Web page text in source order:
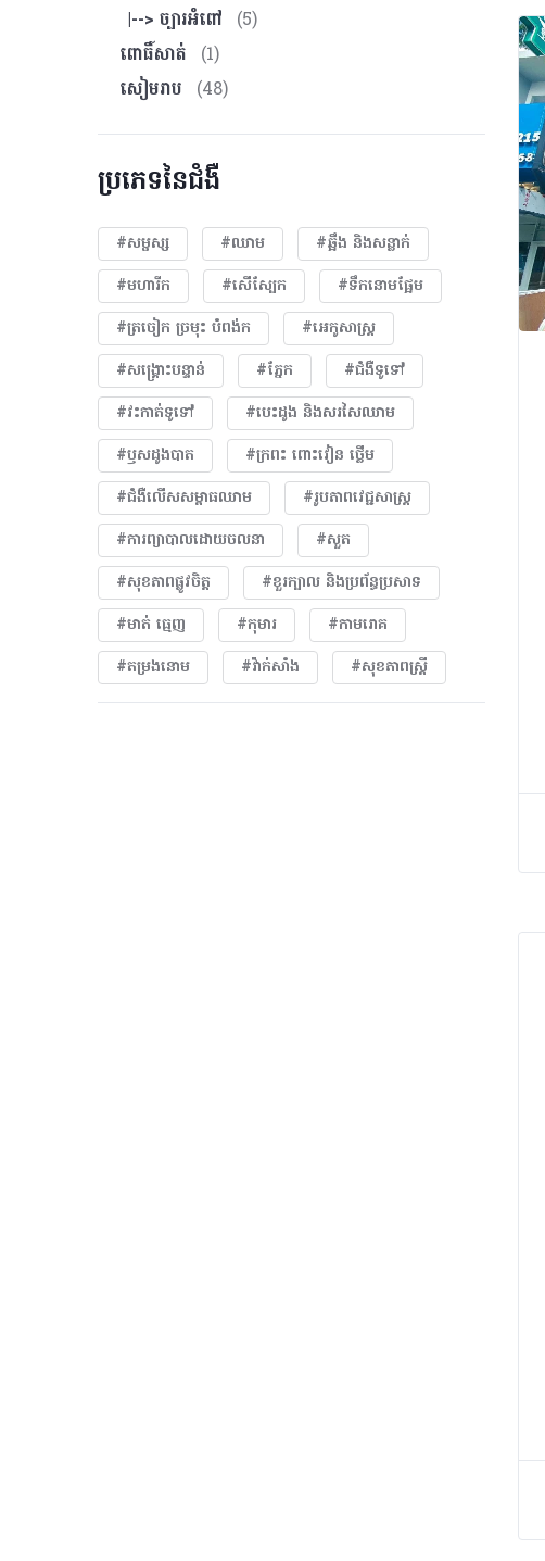
|--> ច្បារអំពៅ
(5)
ពោធិ៍សាត់
(1)
សៀមរាប
(48)
ប្រភេទនៃជំងឺ
#សម្ផស្ស #ឈាម
#ឆ្អឹង និងសន្លាក់
#មហារីក​
#សើស្បែក
#ទឹកនោមផ្អែម
#ត្រចៀក ច្រមុះ បំពង់ក
#អេកូសាស្រ្ត
#សង្គ្រោះបន្ទាន់
#ភ្នែក​
#ជំងឺទូទៅ
#វះកាត់ទូទៅ
#បេះដូង​ និងសរសៃឈាម
#ឫសដូងបាត
#ក្រពះ ពោះវៀន ថ្លើម
#ជំងឺលើសសម្ពាធឈាម
#​រូបភាពវេជ្ជសាស្រ្ត
#ការព្យាបាលដោយ​ចលនា
#សួត
#សុខភាពផ្លូវចិត្ត
#ខួរក្បាល និងប្រព័ន្ធប្រសាទ
#មាត់ ធ្មេញ
#កុមារ
#កាមរោគ
#តម្រងនោម
#វ៉ាក់សាំង #សុខភាពស្រ្តី